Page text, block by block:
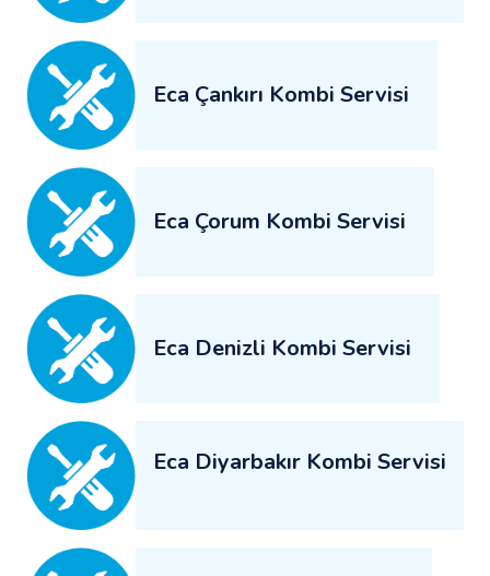
Eca Çankırı Kombi Servisi
Eca Çorum Kombi Servisi
Eca Denizli Kombi Servisi
Eca Diyarbakır Kombi Servisi